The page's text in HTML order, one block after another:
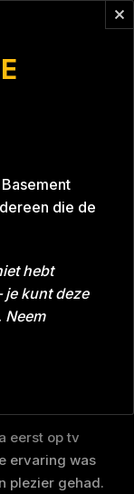
die de
hebt
je kunt deze
Neem
01-2023
eerst op tv
ervaring was
plezier gehad.